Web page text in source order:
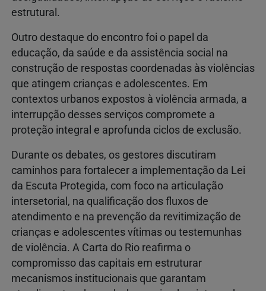
estrutural.
Outro destaque do encontro foi o papel da
educação, da saúde e da assistência social na
construção de respostas coordenadas às violências
que atingem crianças e adolescentes. Em
contextos urbanos expostos à violência armada, a
interrupção desses serviços compromete a
proteção integral e aprofunda ciclos de exclusão.
Durante os debates, os gestores discutiram
caminhos para fortalecer a implementação da Lei
da Escuta Protegida, com foco na articulação
intersetorial, na qualificação dos fluxos de
atendimento e na prevenção da revitimização de
crianças e adolescentes vítimas ou testemunhas
de violência. A Carta do Rio reafirma o
compromisso das capitais em estruturar
mecanismos institucionais que garantam